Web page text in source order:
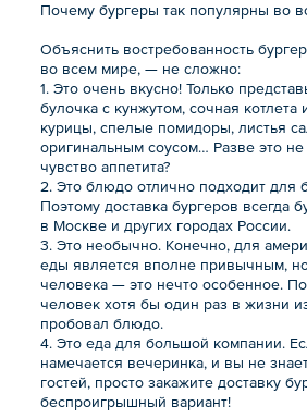
Почему бургеры так популярны во
Объяснить востребованность
во всем мире, — не сложно:
1. Это очень вкусно! Только
булочка с кунжутом, сочная котлета
курицы, спелые помидоры, листья
оригинальным соусом… Разве это
чувство аппетита?
2. Это блюдо отлично подходит для
Поэтому доставка бургеров всегда
в Москве и других городах России.
3. Это необычно. Конечно, для
еды является вполне привычным,
человека — это нечто особенное.
человек хотя бы один раз в жизни
пробовал блюдо.
4. Это еда для большой компании.
намечается вечеринка, и вы не
гостей, просто закажите доставку
беспроигрышный вариант!